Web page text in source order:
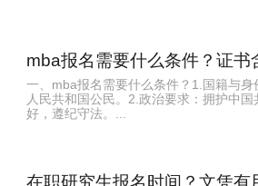
mba报名需要什么条件？证书
一、mba报名需要什么条件？‌1.国籍与
人民共和国公民。‌2.政治要求‌：拥护中
好，遵纪守法。...
在职研究生报名时间？文凭有